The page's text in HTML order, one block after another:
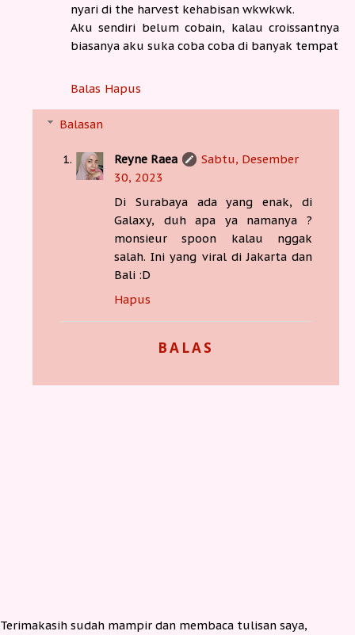
nyari di the harvest kehabisan wkwkwk.
Aku sendiri belum cobain, kalau croissantnya
biasanya aku suka coba coba di banyak tempat
Balas Hapus
Balasan
Reyne Raea
Sabtu, Desember
30, 2023
Di Surabaya ada yang enak, di
Galaxy, duh apa ya namanya ?
monsieur spoon kalau nggak
salah. Ini yang viral di Jakarta dan
Bali :D
Hapus
BALAS
Terimakasih sudah mampir dan membaca tulisan saya,